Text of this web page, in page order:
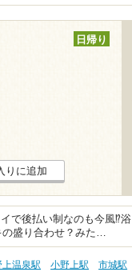
日帰り
りに追加
で後払い制なのも今風⁉︎浴
の盛り合わせ？みた…
上温泉駅 小野上駅
市城駅